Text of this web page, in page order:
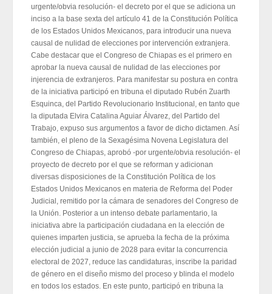
urgente/obvia resolución- el decreto por el que se adiciona un
inciso a la base sexta del artículo 41 de la Constitución Política
de los Estados Unidos Mexicanos, para introducir una nueva
causal de nulidad de elecciones por intervención extranjera.
Cabe destacar que el Congreso de Chiapas es el primero en
aprobar la nueva causal de nulidad de las elecciones por
injerencia de extranjeros. Para manifestar su postura en contra
de la iniciativa participó en tribuna el diputado Rubén Zuarth
Esquinca, del Partido Revolucionario Institucional, en tanto que
la diputada Elvira Catalina Aguiar Álvarez, del Partido del
Trabajo, expuso sus argumentos a favor de dicho dictamen. Así
también, el pleno de la Sexagésima Novena Legislatura del
Congreso de Chiapas, aprobó -por urgente/obvia resolución- el
proyecto de decreto por el que se reforman y adicionan
diversas disposiciones de la Constitución Política de los
Estados Unidos Mexicanos en materia de Reforma del Poder
Judicial, remitido por la cámara de senadores del Congreso de
la Unión. Posterior a un intenso debate parlamentario, la
iniciativa abre la participación ciudadana en la elección de
quienes imparten justicia, se aprueba la fecha de la próxima
elección judicial a junio de 2028 para evitar la concurrencia
electoral de 2027, reduce las candidaturas, inscribe la paridad
de género en el diseño mismo del proceso y blinda el modelo
en todos los estados. En este punto, participó en tribuna la